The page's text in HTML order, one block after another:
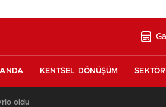
KENTSEL DÖNÜŞÜM
oldu